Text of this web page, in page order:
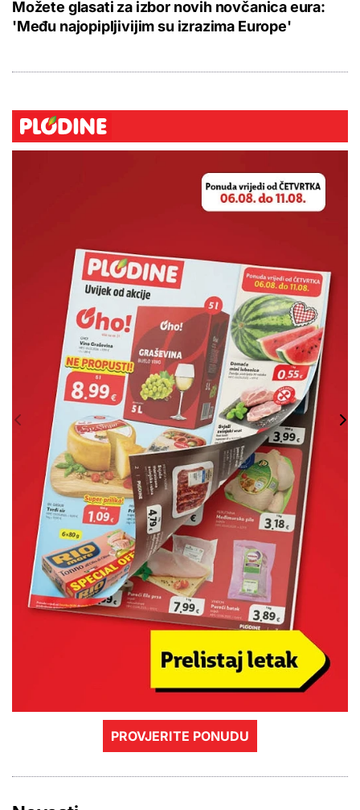
Možete glasati za izbor novih novčanica eura:
'Među najopipljivijim su izrazima Europe'
PROVJERITE PONUDU